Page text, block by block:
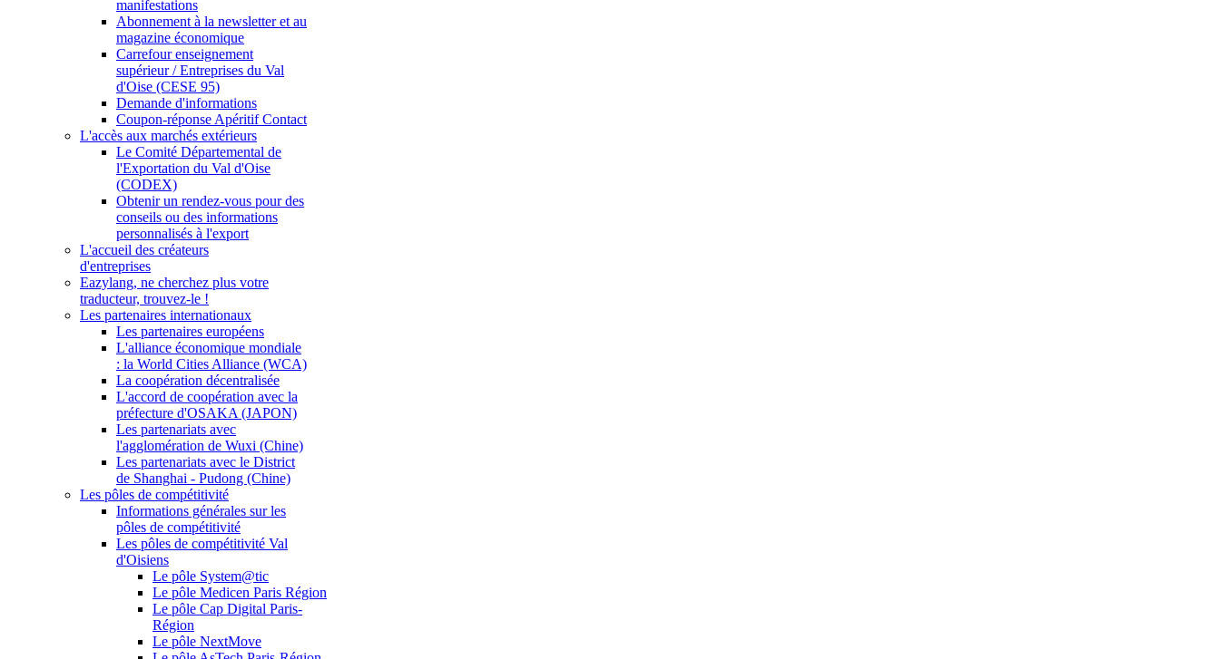
manifestations
Abonnement à la newsletter et au
magazine économique
Carrefour enseignement
supérieur / Entreprises du Val
d'Oise (CESE 95)
Demande d'informations
Coupon-réponse Apéritif Contact
L'accès aux marchés extérieurs
Le Comité Départemental de
l'Exportation du Val d'Oise
(CODEX)
Obtenir un rendez-vous pour des
conseils ou des informations
personnalisés à l'export
L'accueil des créateurs
d'entreprises
Eazylang, ne cherchez plus votre
traducteur, trouvez-le !
Les partenaires internationaux
Les partenaires européens
L'alliance économique mondiale
: la World Cities Alliance (WCA)
La coopération décentralisée
L'accord de coopération avec la
préfecture d'OSAKA (JAPON)
Les partenariats avec
l'agglomération de Wuxi (Chine)
Les partenariats avec le District
de Shanghai - Pudong (Chine)
Les pôles de compétitivité
Informations générales sur les
pôles de compétitivité
Les pôles de compétitivité Val
d'Oisiens
Le pôle System@tic
Le pôle Medicen Paris Région
Le pôle Cap Digital Paris-
Région
Le pôle NextMove